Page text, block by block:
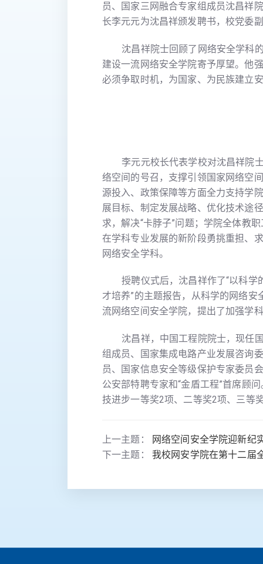
员、国家三网融合专家组成员沈昌祥
长李元元为沈昌祥颁发聘书，校党委
沈昌祥院士回顾了网络安全学科的
建设一流网络安全学院寄予厚望。他
必须争取时机，为国家、为民族建立
李元元校长代表学校对沈昌祥院士
络空间的号召，支撑引领国家网络空
源投入、政策保障等方面全力支持学
展目标、制定发展战略、优化技术途
求，解决“卡脖子”问题；学院全体教
在学科专业发展的新阶段勇挑重担、
网络安全学科。
授聘仪式后，沈昌祥作了“以科学
才培养”的主题报告，从科学的网络
流网络空间安全学院，提出了加强学
沈昌祥，中国工程院院士，现任国
组成员、国家集成电路产业发展咨询
员、国家信息安全等级保护专家委员
公安部特聘专家和“金盾工程”首席顾
技进步一等奖2项、二等奖2项、三等
上一主题：
网络空间安全学院迎新
下一主题： 我校网安学院在第十二届